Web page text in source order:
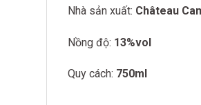
Nhà sản xuất: Château
Nồng độ: 13%vol
Quy cách: 750ml